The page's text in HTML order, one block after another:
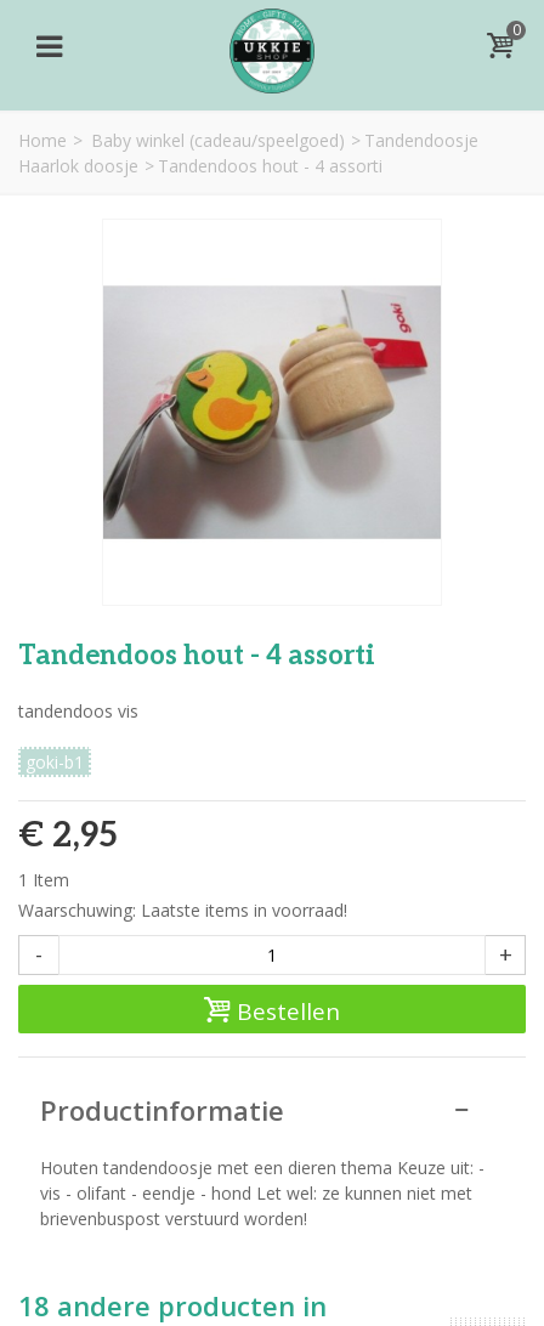
0
Home > Baby winkel (cadeau/speelgoed) > Tandendoosje
Haarlok doosje > Tandendoos hout - 4 assorti
Tandendoos hout - 4 assorti
tandendoos vis
goki-b1
€ 2,95
1 Item
Waarschuwing: Laatste items in voorraad!
- +
Bestellen
Productinformatie
Houten tandendoosje met een dieren thema Keuze uit: -
vis - olifant - eendje - hond Let wel: ze kunnen niet met
brievenbuspost verstuurd worden!
18 andere producten in